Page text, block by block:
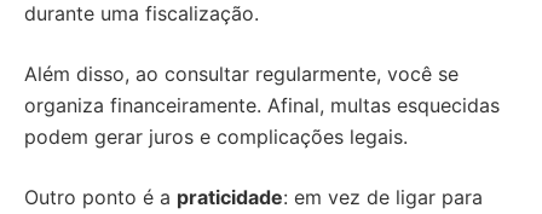
durante uma fiscalização.
Além disso, ao consultar regularmente, você se
organiza financeiramente. Afinal, multas esquecidas
podem gerar juros e complicações legais.
Outro ponto é a praticidade: em vez de ligar para